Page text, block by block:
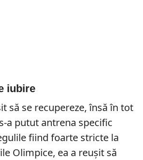
iubire
să se recupereze, însă în tot
a putut antrena specific
fiind foarte stricte la
Olimpice, ea a reușit să